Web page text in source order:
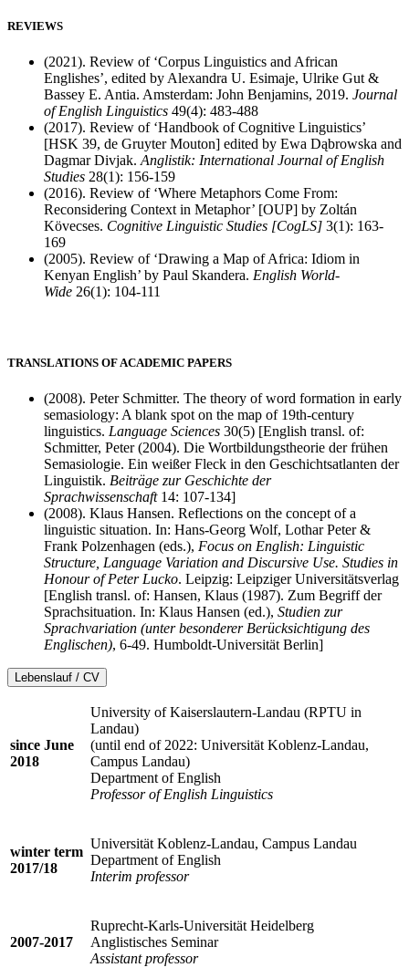
REVIEWS
(2021). Review of ‘Corpus Linguistics and African
Englishes’, edited by Alexandra U. Esimaje, Ulrike Gut &
Bassey E. Antia. Amsterdam: John Benjamins, 2019. Journal
of English Linguistics 49(4): 483-488
(2017). Review of ‘Handbook of Cognitive Linguistics’
[HSK 39, de Gruyter Mouton] edited by Ewa Dąbrowska and
Dagmar Divjak. Anglistik: International Journal of English
Studies 28(1): 156-159
(2016). Review of ‘Where Metaphors Come From:
Reconsidering Context in Metaphor’ [OUP] by Zoltán
Kövecses. Cognitive Linguistic Studies [CogLS] 3(1): 163-
169
(2005). Review of ‘Drawing a Map of Africa: Idiom in
Kenyan English’ by Paul Skandera. English World-
Wide 26(1): 104-111
TRANSLATIONS OF ACADEMIC PAPERS
(2008). Peter Schmitter. The theory of word formation in early
semasiology: A blank spot on the map of 19th-century
linguistics. Language Sciences 30(5) [English transl. of:
Schmitter, Peter (2004). Die Wortbildungstheorie der frühen
Semasiologie. Ein weißer Fleck in den Geschichtsatlanten der
Linguistik. Beiträge zur Geschichte der
Sprachwissenschaft 14: 107-134]
(2008). Klaus Hansen. Reflections on the concept of a
linguistic situation. In: Hans-Georg Wolf, Lothar Peter &
Frank Polzenhagen (eds.), Focus on English: Linguistic
Structure, Language Variation and Discursive Use. Studies in
Honour of Peter Lucko. Leipzig: Leipziger Universitätsverlag
[English transl. of: Hansen, Klaus (1987). Zum Begriff der
Sprachsituation. In: Klaus Hansen (ed.), Studien zur
Sprachvariation (unter besonderer Berücksichtigung des
Englischen), 6-49. Humboldt-Universität Berlin]
Lebenslauf / CV
since June
2018
University of Kaiserslautern-Landau (RPTU in
Landau)
(until end of 2022: Universität Koblenz-Landau,
Campus Landau)
Department of English
Professor of English Linguistics
winter term
2017/18
Universität Koblenz-Landau, Campus Landau
Department of English
Interim professor
2007-2017
Ruprecht-Karls-Universität Heidelberg
Anglistisches Seminar
Assistant professor